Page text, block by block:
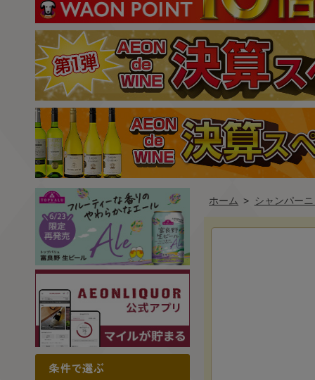
ホーム > シャンパー